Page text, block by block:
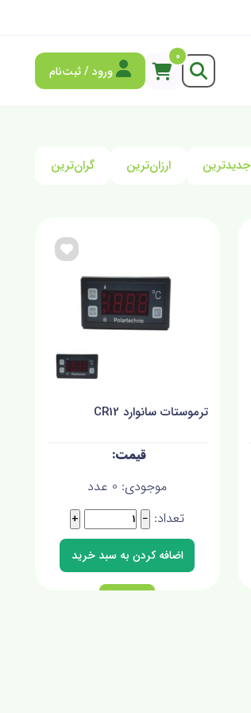
0
ورود / ثبت‌نام
جدیدترین ارزان‌ترین گران‌ترین
ترموستات سانوارد CR12
موجودی: 0 عدد
تعداد: −
+